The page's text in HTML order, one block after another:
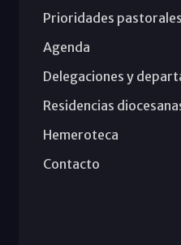
Prioridades pastorales
Agenda
Delegaciones y
Residencias
Hemeroteca
Contacto